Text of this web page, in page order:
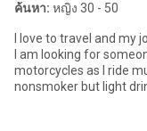
ค้นหา: หญิง 30 - 50
I love to travel and my
I am looking for
motorcycles as I ride much of the
nonsmoker but light